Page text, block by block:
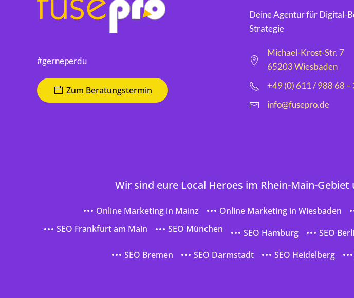
#gerneperdu
Zum Beratungstermin
Deine Agentur für Digital-
Strategie
Michael-Krost-Str. 7
65203 Wiesbaden
+49 (0) 611 / 988 68 –
info@fusepro.de
Wir sind eure Local Heroes im Rhein-Main-
Online Marketing in Mainz Online Marketing in Wiesbaden
SEO Frankfurt am Main
SEO München SEO Hamburg SEO
SEO Bremen
SEO Darmstadt SEO Heidelberg